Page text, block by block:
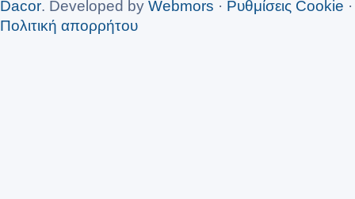
Dacor. Developed by Webmors · Ρυθμίσεις Cookie ·
Πολιτική απορρήτου